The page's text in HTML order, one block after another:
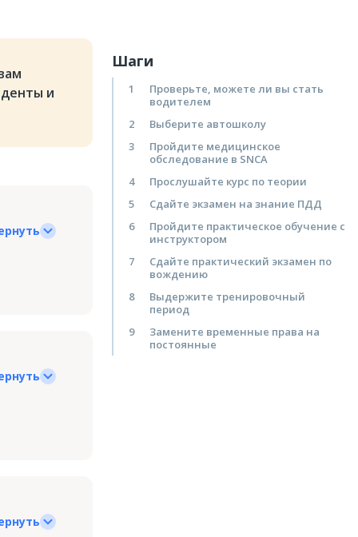
Шаги
1
Проверьте, можете ли вы стать
водителем
2
Выберите автошколу
3
Пройдите медицинское
обследование в SNCA
4
Прослушайте курс по теории
5
Сдайте экзамен на знание ПДД
6
Пройдите практическое обучение с
инструктором
7
Сдайте практический экзамен по
вождению
8
Выдержите тренировочный
период
9
Замените временные права на
постоянные
и